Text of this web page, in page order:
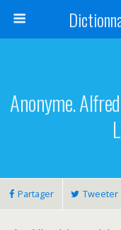
Anonyme.
Partager Tweeter